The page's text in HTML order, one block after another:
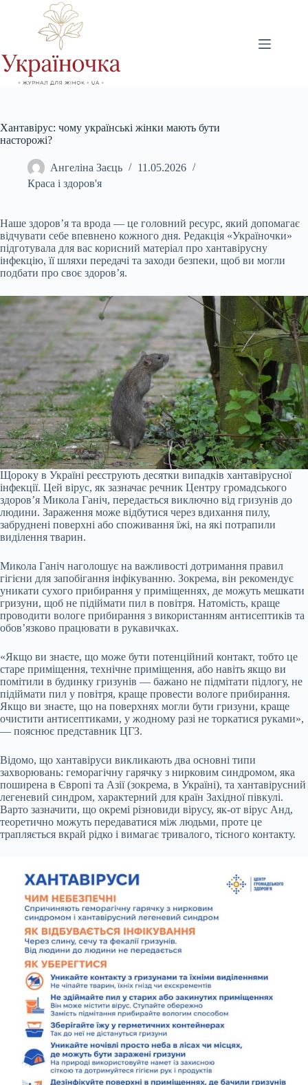
Хантавірус: чому українські жінки мають бути
насторожі?
Ангеліна Заєць
11.05.2026
Краса і здоров'я
Наше здоров’я та врода — це головний ресурс, який допомагає
відчувати себе впевнено кожного дня. Редакція «Україночки»
підготувала для вас корисний матеріал про хантавірусну
інфекцію, її шляхи передачі та заходи безпеки, щоб ви могли
подбати про своє здоров’я.
Щороку в Україні реєструють десятки випадків хантавірусної
інфекції. Цей вірус, як зазначає речник Центру громадського
здоров’я Микола Ганіч, передається виключно від гризунів до
людини. Зараження може відбутися через вдихання пилу,
забруднені поверхні або споживання їжі, на які потрапили
виділення тварин.
Микола Ганіч наголошує на важливості дотримання правил
гігієни для запобігання інфікуванню. Зокрема, він рекомендує
уникати сухого прибирання у приміщеннях, де можуть мешкати
гризуни, щоб не підіймати пил в повітря. Натомість, краще
проводити вологе прибирання з використанням антисептиків та
обов’язково працювати в рукавичках.
«Якщо ви знаєте, що може бути потенційний контакт, тобто це
старе приміщення, технічне приміщення, або навіть якщо ви
помітили в будинку гризунів — бажано не підмітати підлогу, не
підіймати пил у повітря, краще провести вологе прибирання.
Якщо ви знаєте, що на поверхнях могли бути гризуни, краще
очистити антисептиками, у жодному разі не торкатися руками»,
— пояснює представник ЦГЗ.
Відомо, що хантавіруси викликають два основні типи
захворювань: геморагічну гарячку з нирковим синдромом, яка
поширена в Європі та Азії (зокрема, в Україні), та хантавірусний
легеневий синдром, характерний для країн Західної півкулі.
Варто зазначити, що окремі різновиди вірусу, як-от вірус Анд,
теоретично можуть передаватися між людьми, проте це
трапляється вкрай рідко і вимагає тривалого, тісного контакту.